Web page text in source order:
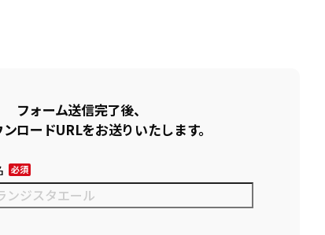
フォーム送信完了後、
ロードURLをお送りいたします。